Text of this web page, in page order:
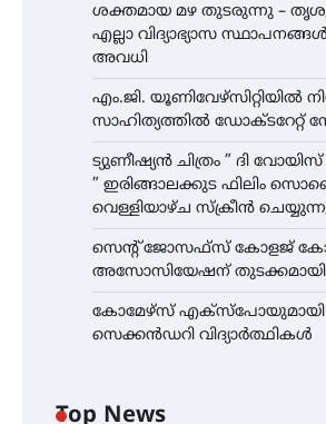
ശക്തമായ മഴ തുടരുന്നു –
എല്ലാ വിദ്യാഭ്യാസ
അവധി
എം.ജി. യൂണിവേഴ്‌സിറ്റിയിൽ
സാഹിത്യത്തിൽ ഡോക്ടറേറ്റ്
ട്യുണീഷ്യൻ ചിത്രം ” ദി
” ഇരിങ്ങാലക്കുട ഫിലിം
വെള്ളിയാഴ്ച സ്‌ക്രീൻ
സെന്റ് ജോസഫ്സ് കോളജ്
അസോസിയേഷന് തുടക്കമായി
കോമേഴ്സ്
സെക്കൻഡറി വിദ്യാർത്ഥികൾ
Top News